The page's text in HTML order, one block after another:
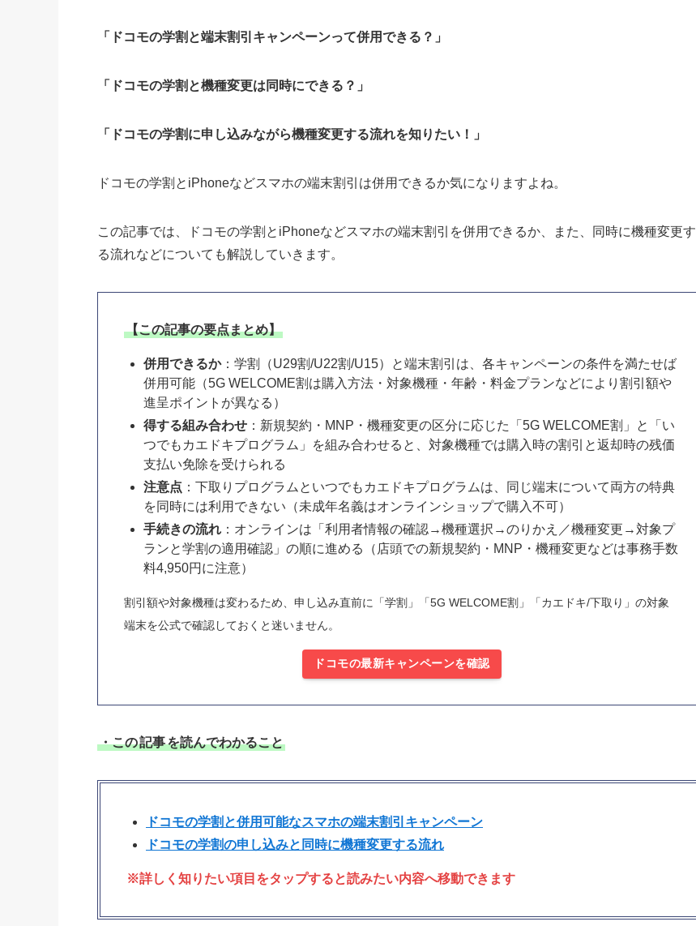
「ドコモの学割と端末割引キャンペーンって併用できる？」
「ドコモの学割と機種変更は同時にできる？」
「ドコモの学割に申し込みながら機種変更する流れを知りたい！」
ドコモの学割とiPhoneなどスマホの端末割引は併用できるか気になりますよね。
この記事では、ドコモの学割とiPhoneなどスマホの端末割引を併用できるか、また、同時に機種変更す
る流れなどについても解説していきます。
【この記事の要点まとめ】
併用できるか：学割（U29割/U22割/U15）と端末割引は、各キャンペーンの条件を満たせば
併用可能（5G WELCOME割は購入方法・対象機種・年齢・料金プランなどにより割引額や
進呈ポイントが異なる）
得する組み合わせ ：新規契約・MNP・機種変更の区分に応じた「5G WELCOME割」と「い
つでもカエドキプログラム」を組み合わせると、対象機種では購入時の割引と返却時の残価
支払い免除を受けられる
注意点 ：下取りプログラムといつでもカエドキプログラムは、同じ端末について両方の特典
を同時には利用できない（未成年名義はオンラインショップで購入不可）
手続きの流れ ：オンラインは「利用者情報の確認→機種選択→のりかえ／機種変更→対象プ
ランと学割の適用確認」の順に進める（店頭での新規契約・MNP・機種変更などは事務手数
料4,950円に注意）
割引額や対象機種は変わるため、申し込み直前に「学割」「5G WELCOME割」「カエドキ/下取り」の対象
端末を公式で確認しておくと迷いません。
ドコモの最新キャンペーンを確認
・この記事を読んでわかること
ドコモの学割と併用可能なスマホの端末割引キャンペーン
ドコモの学割の申し込みと同時に機種変更する流れ
※詳しく知りたい項目をタップすると読みたい内容へ移動できます